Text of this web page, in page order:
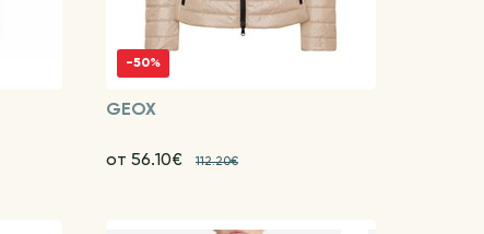
-50%
GEOX
от 56.10€ 112.20€